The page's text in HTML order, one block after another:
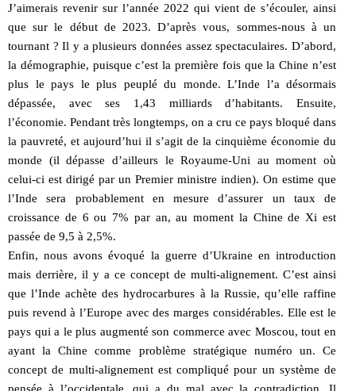
J’aimerais revenir sur l’année 2022 qui vient de s’écouler, ainsi
que sur le début de 2023. D’après vous, sommes-nous à un
tournant ? Il y a plusieurs données assez spectaculaires. D’abord,
la démographie, puisque c’est la première fois que la Chine n’est
plus le pays le plus peuplé du monde. L’Inde l’a désormais
dépassée, avec ses 1,43 milliards d’habitants. Ensuite,
l’économie. Pendant très longtemps, on a cru ce pays bloqué dans
la pauvreté, et aujourd’hui il s’agit de la cinquième économie du
monde (il dépasse d’ailleurs le Royaume-Uni au moment où
celui-ci est dirigé par un Premier ministre indien). On estime que
l’Inde sera probablement en mesure d’assurer un taux de
croissance de 6 ou 7% par an, au moment la Chine de Xi est
passée de 9,5 à 2,5%.
Enfin, nous avons évoqué la guerre d’Ukraine en introduction
mais derrière, il y a ce concept de multi-alignement. C’est ainsi
que l’Inde achète des hydrocarbures à la Russie, qu’elle raffine
puis revend à l’Europe avec des marges considérables. Elle est le
pays qui a le plus augmenté son commerce avec Moscou, tout en
ayant la Chine comme problème stratégique numéro un. Ce
concept de multi-alignement est compliqué pour un système de